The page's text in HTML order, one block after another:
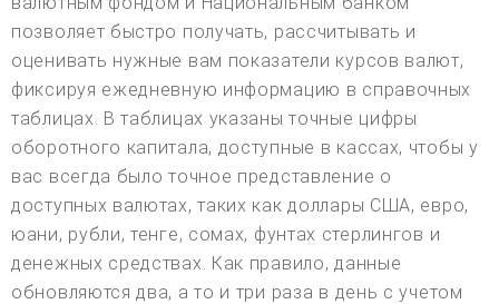
позволяет быстро получать, рассчитывать и
оценивать нужные вам показатели курсов валют,
фиксируя ежедневную информацию в справочных
таблицах. В таблицах указаны точные цифры
оборотного капитала, доступные в кассах, чтобы у
вас всегда было точное представление о
доступных валютах, таких как доллары США, евро,
юани, рубли, тенге, сомах, фунтах стерлингов и
денежных средствах. Как правило, данные
обновляются два, а то и три раза в день с учетом